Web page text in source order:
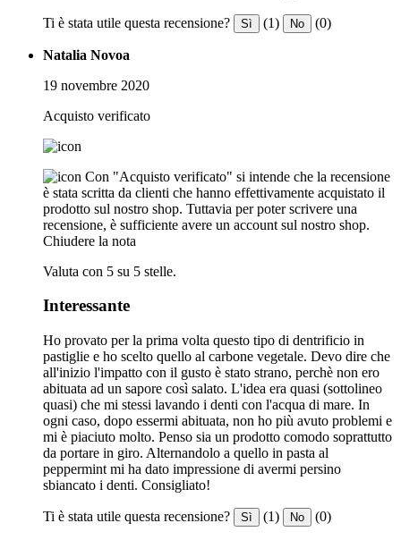
Ti è stata utile questa recensione? Sì (1) No (0)
Natalia Novoa
19 novembre 2020
Acquisto verificato
Con "Acquisto verificato" si intende che la recensione
è stata scritta da clienti che hanno effettivamente acquistato il
prodotto sul nostro shop. Tuttavia per poter scrivere una
recensione, è sufficiente avere un account sul nostro shop.
Chiudere la nota
Valuta con 5 su 5 stelle.
Interessante
Ho provato per la prima volta questo tipo di dentrificio in
pastiglie e ho scelto quello al carbone vegetale. Devo dire che
all'inizio l'impatto con il gusto è stato strano, perchè non ero
abituata ad un sapore così salato. L'idea era quasi (sottolineo
quasi) che mi stessi lavando i denti con l'acqua di mare. In
ogni caso, dopo essermi abituata, non ho più avuto problemi e
mi è piaciuto molto. Penso sia un prodotto comodo soprattutto
da portare in giro. Alternandolo a quello in pasta al
peppermint mi ha dato impressione di avermi persino
sbiancato i denti. Consigliato!
Ti è stata utile questa recensione? Sì (1) No (0)